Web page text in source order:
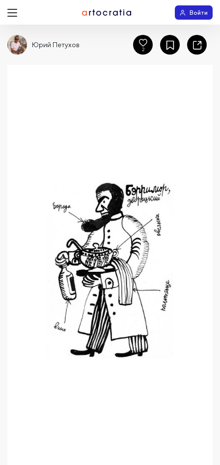
Войти
Юрий Петухов
2